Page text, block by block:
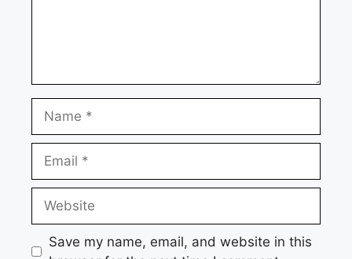
Save my name, email, and website in this